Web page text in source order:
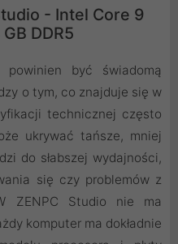
- Intel Core 9
DDR5
powinien być świadomą
o tym, co znajduje się w
technicznej często
ukrywać tańsze, mniej
do słabszej wydajności,
się czy problemów z
ZENPC Studio nie ma
komputer ma dokładnie